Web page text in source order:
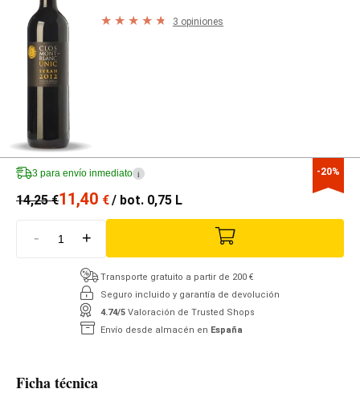
3 opiniones
-20%
3 para envío inmediato i
14,25€11,40 €/ bot. 0,75 L
- +
Transporte gratuito a partir de 200 €
Seguro incluido y garantía de devolución
4.74/5 Valoración de Trusted Shops
Envío desde almacén en España
Ficha técnica